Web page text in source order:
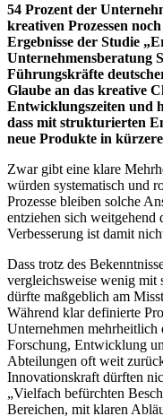
54 Prozent der
kreativen Prozessen
Ergebnisse der Studie
Unternehmensberatung
Führungskräfte
Glaube an das kreative
Entwicklungszeiten und
dass mit strukturierten
neue Produkte in
Zwar gibt eine klare
würden systematisch und
Prozesse bleiben solche
entziehen sich
Verbesserung ist damit
Dass trotz des
vergleichsweise wenig mit
dürfte maßgeblich am
Während klar definierte
Unternehmen mehrheitlich
Forschung, Entwicklung
Abteilungen oft weit
Innovationskraft dürften
„Vielfach befürchten
Bereichen, mit klaren